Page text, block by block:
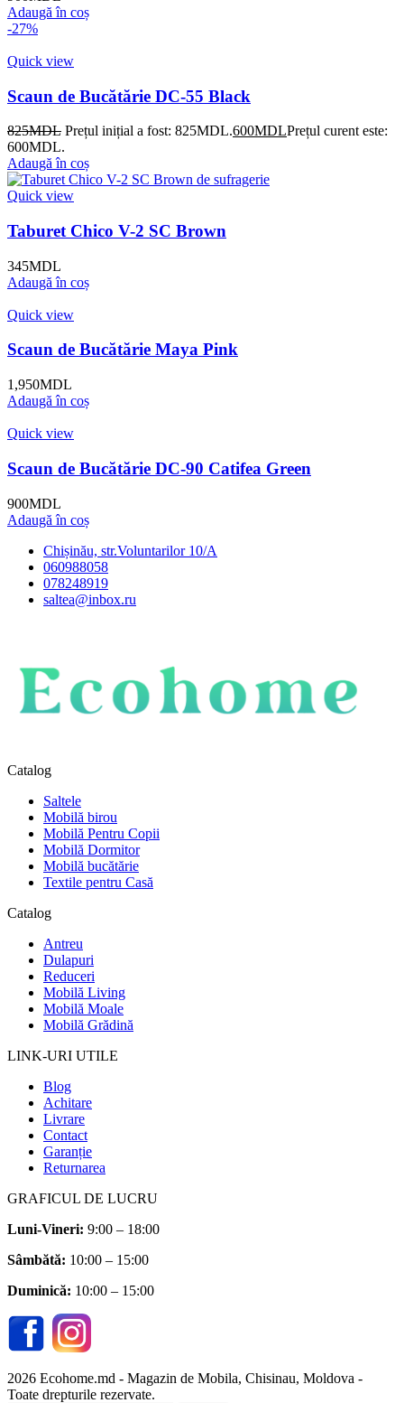
Adaugă în coș
-27%
Quick view
Scaun de Bucătărie DC-55 Black
825MDL Prețul inițial a fost: 825MDL.600MDLPrețul curent este:
600MDL.
Adaugă în coș
Quick view
Taburet Chico V-2 SC Brown
345MDL
Adaugă în coș
Quick view
Scaun de Bucătărie Maya Pink
1,950MDL
Adaugă în coș
Quick view
Scaun de Bucătărie DC-90 Catifea Green
900MDL
Adaugă în coș
Chișinău, str.Voluntarilor 10/A
060988058
078248919
saltea@inbox.ru
Catalog
Saltele
Mobilă birou
Mobilă Pentru Copii
Mobilă Dormitor
Mobilă bucătărie
Textile pentru Casă
Catalog
Antreu
Dulapuri
Reduceri
Mobilă Living
Mobilă Moale
Mobilă Grădină
LINK-URI UTILE
Blog
Achitare
Livrare
Contact
Garanție
Returnarea
GRAFICUL DE LUCRU
Luni-Vineri: 9:00 – 18:00
Sâmbătă: 10:00 – 15:00
Duminică: 10:00 – 15:00
2026 Ecohome.md - Magazin de Mobila, Chisinau, Moldova -
Toate drepturile rezervate.